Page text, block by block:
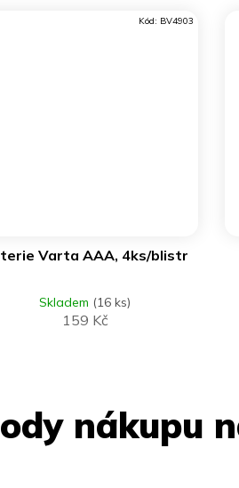
Varta AAA, 4ks/blistr
Skladem (16 ks)
159 Kč
Kód: BV4903